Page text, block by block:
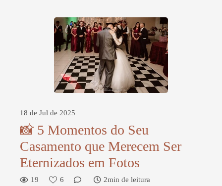
18 de Jul de 2025
📸 5 Momentos do Seu
Casamento que Merecem Ser
Eternizados em Fotos
19 6 2min de leitura